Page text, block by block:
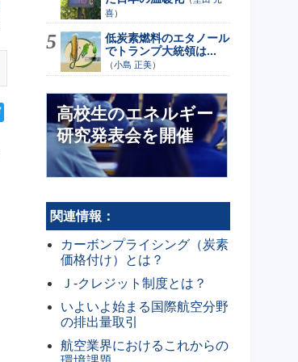
喜）
低炭素燃料のエタノール
でトランプ大統領は...
（小島 正美）
高校生のエネルギー
研究発表会を開催
関連情報：
カーボンプライシング（炭素
価格付け）とは？
Ｊ-クレジット制度とは？
いよいよ始まる国際航空分野
の排出量取引
航空業界におけるこれからの